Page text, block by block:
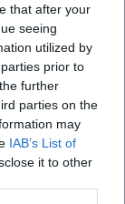
that after your
seeing
utilized by
prior to
further
parties on the
may
IAB’s List of
it to other
eine
im
Mem im besten
in der
Song
sich viral
Ohr. Nicht
sich seither